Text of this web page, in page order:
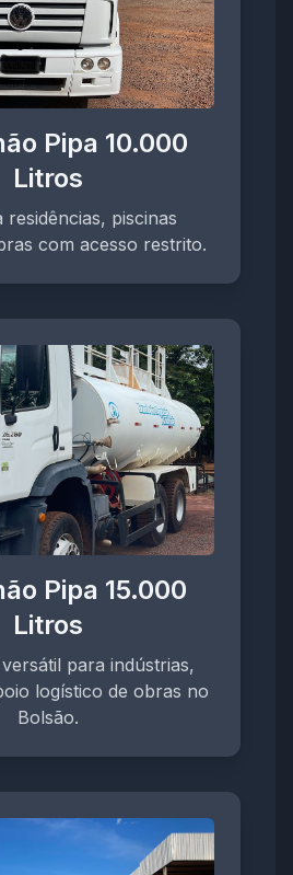
Pipa 10.000
Litros
residências, piscinas
com acesso restrito.
Pipa 15.000
Litros
para indústrias,
logístico de obras no
Bolsão.